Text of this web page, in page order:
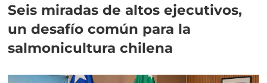
Seis miradas de altos ejecutivos,
un desafío común para la
salmonicultura chilena